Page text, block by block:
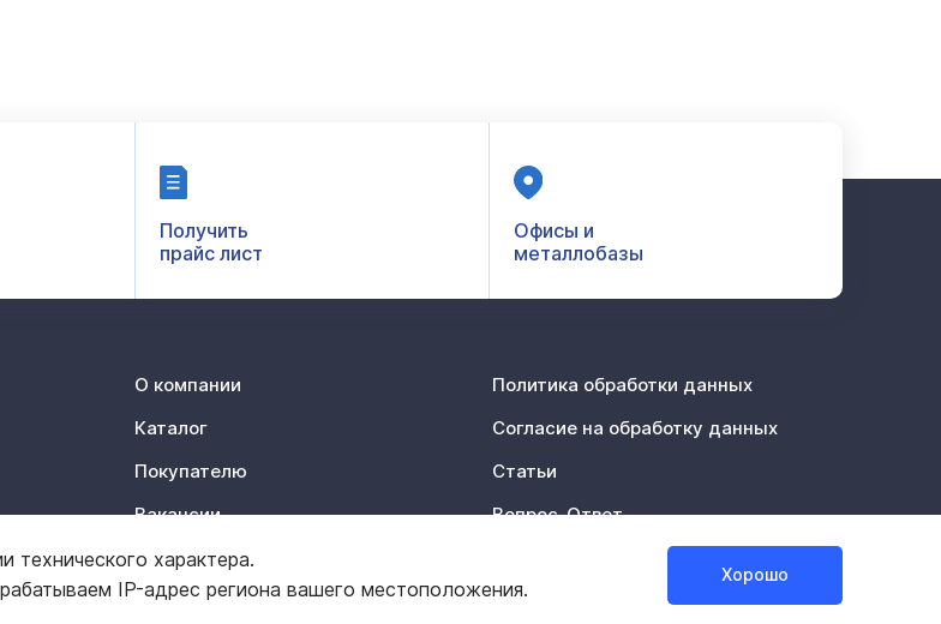
Получить
прайс лист
Офисы и
металлобазы
О компании
Каталог
Покупателю
Вакансии
Контакты
Отзывы
Политика обработки данных
Согласие на обработку данных
Статьи
Вопрос-Ответ
характера.
IP-адрес региона вашего местоположения.
Хорошо